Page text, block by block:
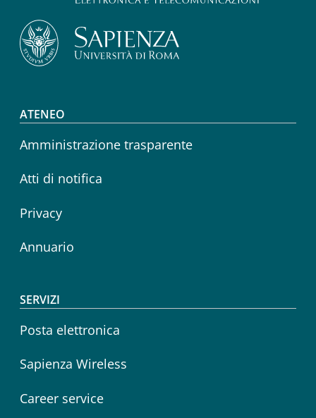
Footer menu
ATENEO
Amministrazione trasparente
Atti di notifica
Privacy
Annuario
SERVIZI
Posta elettronica
Sapienza Wireless
Career service